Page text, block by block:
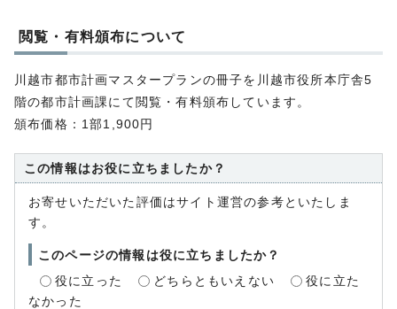
閲覧・有料頒布について
川越市都市計画マスタープランの冊子を川越市役所本庁舎5
階の都市計画課にて閲覧・有料頒布しています。
頒布価格：1部1,900円
この情報はお役に立ちましたか？
お寄せいただいた評価はサイト運営の参考といたしま
す。
このページの情報は役に立ちましたか？
役に立った
どちらともいえない
役に立た
なかった